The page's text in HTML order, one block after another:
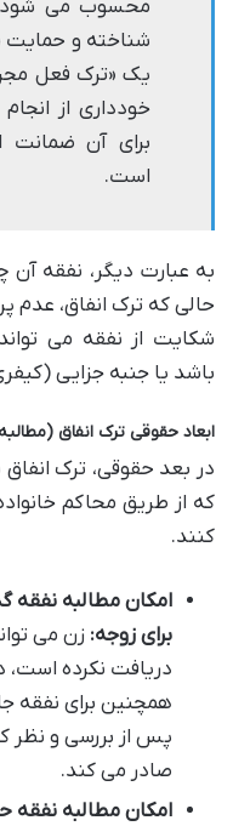
محسوب می شود
شناخته و حمایت
یک «ترک فعل
خودداری از
برای آن ضمانت
است.
به عبارت دیگر، نفقه
حالی که ترک انفاق،
شکایت از نفقه می
باشد یا جنبه جزایی
ابعاد حقوقی ترک انفاق
در بعد حقوقی، ترک
که از طریق محاکم
کنند.
امکان مطالبه نفقه
برای زوجه: زن می
دریافت نکرده
همچنین برای نفقه
پس از بررسی و نظر
صادر می کند.
امکان مطالبه نفقه